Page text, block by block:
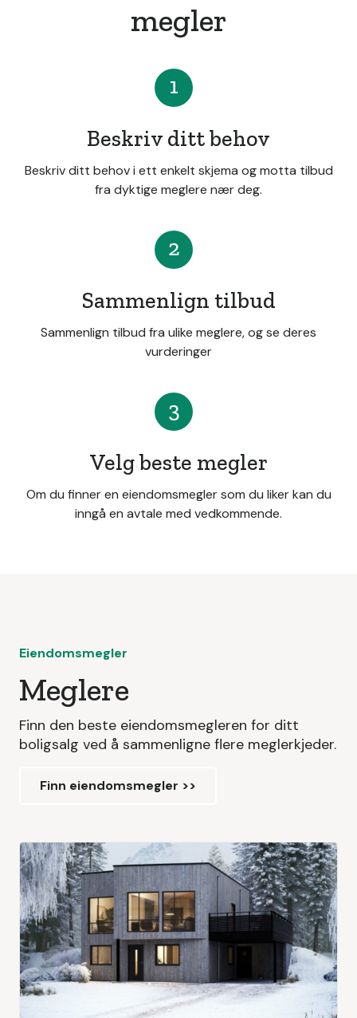
megler
1
Beskriv ditt behov
Beskriv ditt behov i ett enkelt skjema og motta tilbud
fra dyktige meglere nær deg.
2
Sammenlign tilbud
Sammenlign tilbud fra ulike meglere, og se deres
vurderinger
3
Velg beste megler
Om du finner en eiendomsmegler som du liker kan du
inngå en avtale med vedkommende.
Eiendomsmegler
Meglere
Finn den beste eiendomsmegleren for ditt
boligsalg ved å sammenligne flere meglerkjeder.
Finn eiendomsmegler >>